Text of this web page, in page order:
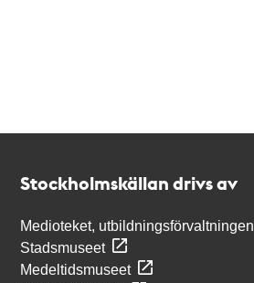
Stockholmskällan drivs av
Medioteket, utbildningsförvaltningen
Stadsmuseet
Medeltidsmuseet